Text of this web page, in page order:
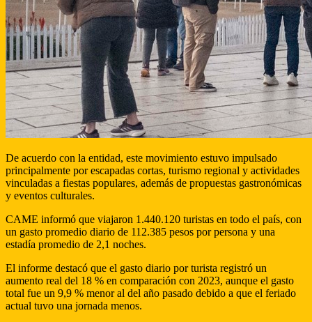
De acuerdo con la entidad, este movimiento estuvo impulsado
principalmente por escapadas cortas, turismo regional y actividades
vinculadas a fiestas populares, además de propuestas gastronómicas
y eventos culturales.
CAME informó que viajaron 1.440.120 turistas en todo el país, con
un gasto promedio diario de 112.385 pesos por persona y una
estadía promedio de 2,1 noches.
El informe destacó que el gasto diario por turista registró un
aumento real del 18 % en comparación con 2023, aunque el gasto
total fue un 9,9 % menor al del año pasado debido a que el feriado
actual tuvo una jornada menos.